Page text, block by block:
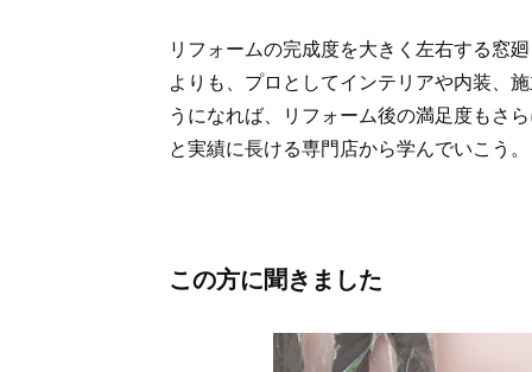
リフォームの完成度を大きく左右する窓
よりも、プロとしてインテリアや内装、
うになれば、リフォーム後の満足度もさ
と実績に長ける専門店から学んでいこう。
この方に聞きました